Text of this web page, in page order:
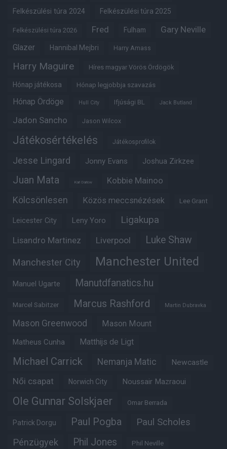
Felkészülési túra 2024 Felkészülési túra 2025
Felkészülési túra 2026 Fred Fulham Gary Neville
Glazer Hannibal Mejbri Harry Amass
Harry Maguire Híres magyar Vörös Ördögök
Hónap játékosa Hónap legjobbja szavazás
Hónap Ördöge Hull City Ifjúsági BL Jack Butland
Jadon Sancho Jason Wilcox
Játékosértékelés Játékosprofilok
Jesse Lingard Jonny Evans Joshua Zirkzee
Juan Mata Karl Darlow Kobbie Mainoo
Kölcsönlesen Közös meccsnézések Lee Grant
Leicester City Leny Yoro Ligakupa
Lisandro Martinez Liverpool Luke Shaw
Manchester City Manchester United
Manuel Ugarte Manutdfanatics.hu
Marcel Sabitzer Marcus Rashford Martin Dubravka
Mason Greenwood Mason Mount
Matheus Cunha Matthijs de Ligt
Michael Carrick Nemanja Matic Newcastle
Női csapat Norwich City Noussair Mazraoui
Ole Gunnar Solskjaer Omar Berrada
Patrick Dorgu Paul Pogba Paul Scholes
Pénzügyek Phil Jones Phil Neville